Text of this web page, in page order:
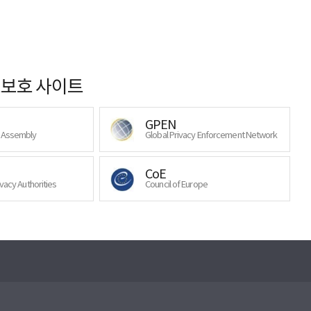
호 사이트
GPEN
Global Privacy Enforcement Network
Authorities
CoE
Council of Europe